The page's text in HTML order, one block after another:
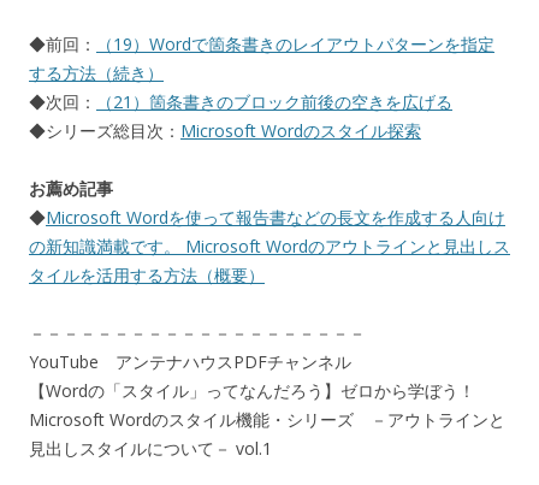
◆前回：
（19）Wordで箇条書きのレイアウトパターンを指定
する方法（続き）
◆次回：
（21）箇条書きのブロック前後の空きを広げる
◆シリーズ総目次： Microsoft Wordのスタイル探索
お薦め記事
◆Microsoft Wordを使って報告書などの長文を作成する人向け
の新知識満載です。 Microsoft Wordのアウトラインと見出しス
タイルを活用する方法（概要）
－－－－－－－－－－－－－－－－－－－－
YouTube アンテナハウスPDFチャンネル
【Wordの「スタイル」ってなんだろう】ゼロから学ぼう！
Microsoft Wordのスタイル機能・シリーズ －アウトラインと
見出しスタイルについて－ vol.1